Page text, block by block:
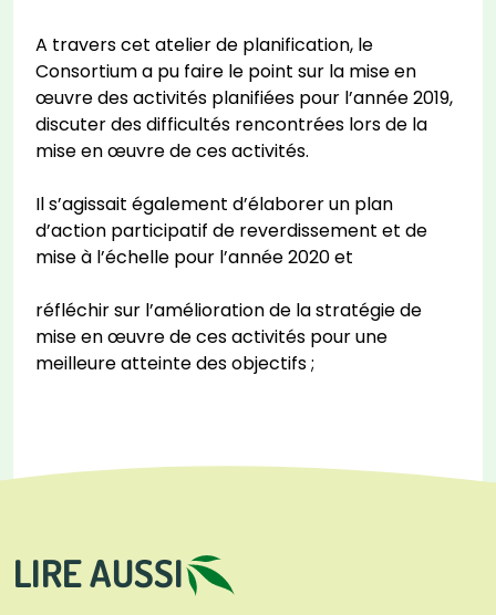
A travers cet atelier de planification, le
Consortium a pu faire le point sur la mise en
œuvre des activités planifiées pour l’année 2019,
discuter des difficultés rencontrées lors de la
mise en œuvre de ces activités.
Il s’agissait également d’élaborer un plan
d’action participatif de reverdissement et de
mise à l’échelle pour l’année 2020 et
réfléchir sur l’amélioration de la stratégie de
mise en œuvre de ces activités pour une
meilleure atteinte des objectifs ;
LIRE AUSSI